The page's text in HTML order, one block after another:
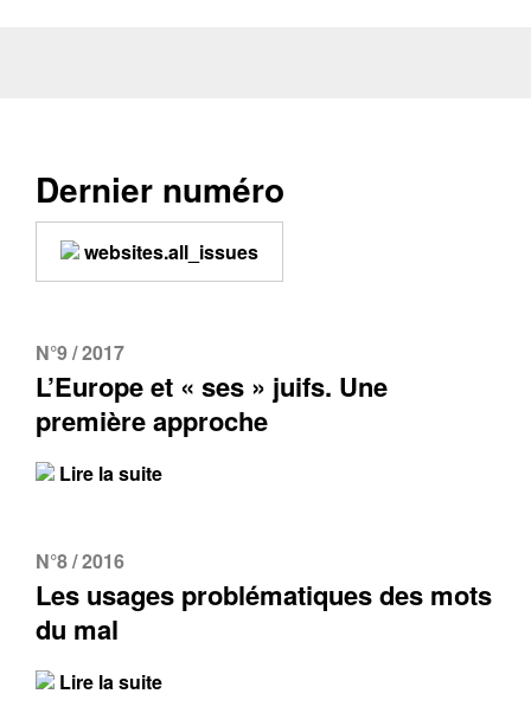
Dernier numéro
websites.all_issues
N°9 / 2017
L’Europe et « ses » juifs. Une
première approche
Lire la suite
N°8 / 2016
Les usages problématiques des mots
du mal
Lire la suite